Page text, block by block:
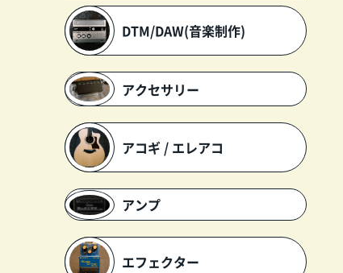
DTM/DAW(音楽制作)
アクセサリー
アコギ / エレアコ
アンプ
エフェクター